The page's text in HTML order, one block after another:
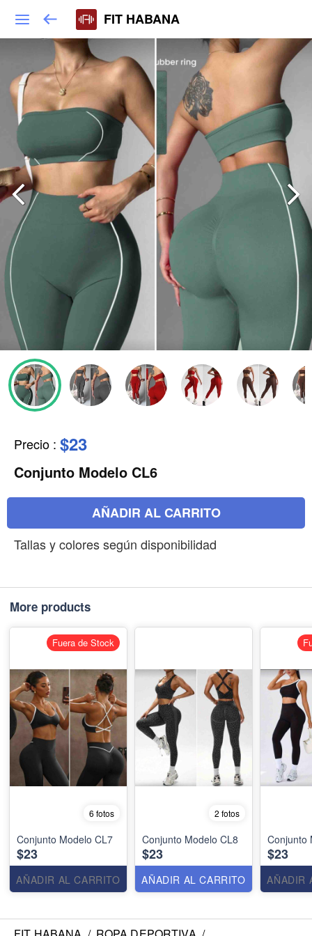
FIT HABANA
Precio : $23
Conjunto Modelo CL6
AÑADIR AL CARRITO
Tallas y colores según disponibilidad
More products
6 fotos
Conjunto Modelo CL7
$23
AÑADIR AL CARRITO
Fuera de Stock
2 fotos
Conjunto Modelo CL8
$23
AÑADIR AL CARRITO
Conjunto
$23
AÑADIR